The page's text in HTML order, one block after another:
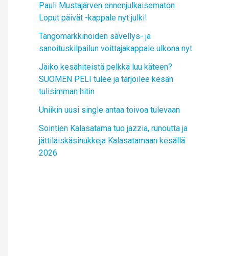
Pauli Mustajärven ennenjulkaisematon
Loput päivät -kappale nyt julki!
Tangomarkkinoiden sävellys- ja
sanoituskilpailun voittajakappale ulkona nyt
Jäikö kesähiteistä pelkkä luu käteen?
SUOMEN PELI tulee ja tarjoilee kesän
tulisimman hitin
Uniikin uusi single antaa toivoa tulevaan
Sointien Kalasatama tuo jazzia, runoutta ja
jättiläiskäsinukkeja Kalasatamaan kesällä
2026